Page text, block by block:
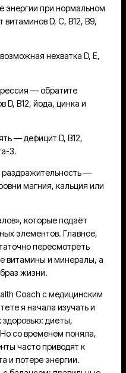
энергии при нормальном
D, C, B12, B9,
нехватка D, E,
— обратите
D, B12, йода, цинка и
— дефицит D, B12,
3.
—
магния, кальция или
которые подаёт
элементов. Главное,
пересмотреть
витамины и минералы, а
жизни.
Coach с медицинским
я начала изучать и
здоровью: диеты,
со временем поняла,
часто приводят к
и потере энергии.